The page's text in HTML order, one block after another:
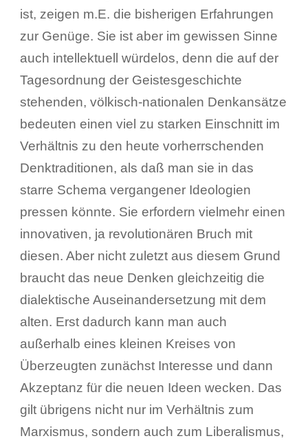
ist, zeigen m.E. die bisherigen Erfahrungen
zur Genüge. Sie ist aber im gewissen Sinne
auch intellektuell würdelos, denn die auf der
Tagesordnung der Geistesgeschichte
stehenden, völkisch-nationalen Denkansätze
bedeuten einen viel zu starken Einschnitt im
Verhältnis zu den heute vorherrschenden
Denktraditionen, als daß man sie in das
starre Schema vergangener Ideologien
pressen könnte. Sie erfordern vielmehr einen
innovativen, ja revolutionären Bruch mit
diesen. Aber nicht zuletzt aus diesem Grund
braucht das neue Denken gleichzeitig die
dialektische Auseinandersetzung mit dem
alten. Erst dadurch kann man auch
außerhalb eines kleinen Kreises von
Überzeugten zunächst Interesse und dann
Akzeptanz für die neuen Ideen wecken. Das
gilt übrigens nicht nur im Verhältnis zum
Marxismus, sondern auch zum Liberalismus,